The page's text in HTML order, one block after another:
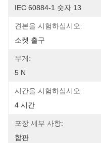
IEC 60884-1 숫자 13
견본을 시험하십시오:
소켓 출구
무게:
5 N
시간을 시험하십시오:
4 시간
포장 세부 사항:
합판